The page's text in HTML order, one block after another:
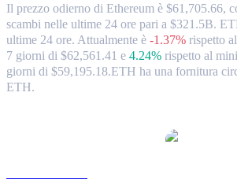
Il prezzo odierno di Ethereum è $61,705.66,
scambi nelle ultime 24 ore pari a $321.5B.
ultime 24 ore. Attualmente è -1.37% rispetto
7 giorni di $62,561.41 e 4.24% rispetto al
giorni di $59,195.18.ETH ha una fornitura
ETH.